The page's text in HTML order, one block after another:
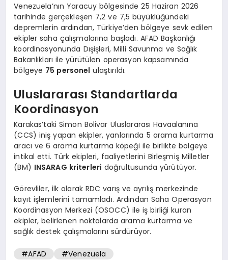
Venezuela’nın Yaracuy bölgesinde 25 Haziran 2026
tarihinde gerçekleşen 7,2 ve 7,5 büyüklüğündeki
depremlerin ardından, Türkiye’den bölgeye sevk edilen
ekipler saha çalışmalarına başladı. AFAD Başkanlığı
koordinasyonunda Dışişleri, Milli Savunma ve Sağlık
Bakanlıkları ile yürütülen operasyon kapsamında
bölgeye 75 personel ulaştırıldı.
Uluslararası Standartlarda
Koordinasyon
Karakas’taki Simon Bolivar Uluslararası Havaalanına
(CCS) iniş yapan ekipler, yanlarında 5 arama kurtarma
aracı ve 6 arama kurtarma köpeği ile birlikte bölgeye
intikal etti. Türk ekipleri, faaliyetlerini Birleşmiş Milletler
(BM) INSARAG kriterleri doğrultusunda yürütüyor.
Görevliler, ilk olarak RDC varış ve ayrılış merkezinde
kayıt işlemlerini tamamladı. Ardından Saha Operasyon
Koordinasyon Merkezi (OSOCC) ile iş birliği kuran
ekipler, belirlenen noktalarda arama kurtarma ve
sağlık destek çalışmalarını sürdürüyor.
#AFAD #Venezuela